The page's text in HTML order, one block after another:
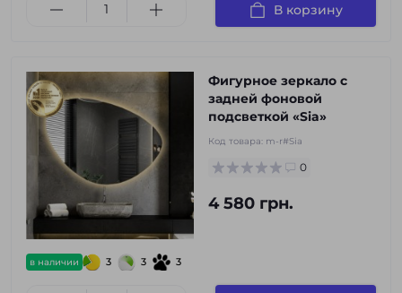
В корзину
в наличии 3 3 3
Фигурное зеркало с
задней фоновой
подсветкой «Sia»
Код товара: m-r#Sia
0
4 580 грн.